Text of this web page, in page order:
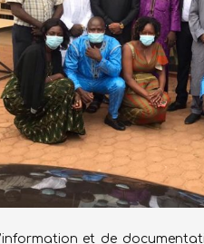
et de